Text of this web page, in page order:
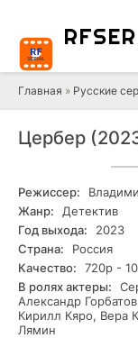
RF
Главная » Русские
Цербер
Режиссер:
Жанр:
Детектив
Год выхода:
2023
Страна:
Россия
Качество:
720р -
В ролях актеры:
Александр
Кирилл Кяро, Вера
Лямин